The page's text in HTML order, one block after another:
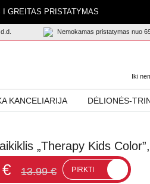
I GREITAS PRISTATYMAS
Nemokamas pristatymas nuo
Iki
KANCELIARIJA DĖLIONĖS-
„Therapy Kids
13.99 € PIRKTI